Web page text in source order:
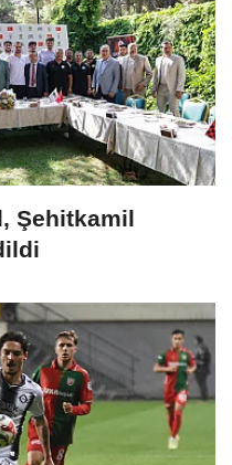
Şehitkamil